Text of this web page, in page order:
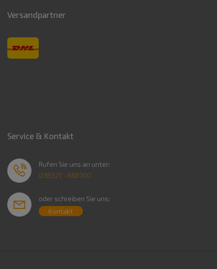
Versandpartner
Service & Kontakt
Rufen Sie uns an unter:
038321 - 688700
oder schreiben Sie uns:
Kontakt